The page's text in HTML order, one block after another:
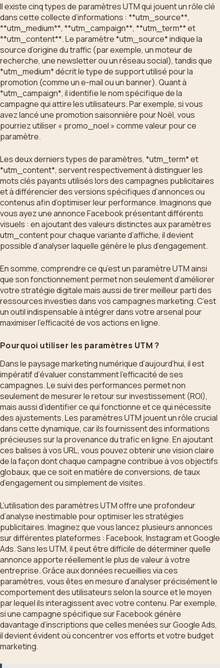
Il existe cinq types de paramètres UTM qui jouent un rôle clé
dans cette collecte d’informations : **utm_source**,
**utm_medium**, **utm_campaign**, **utm_term** et
**utm_content**. Le paramètre *utm_source* indique la
source d’origine du traffic (par exemple, un moteur de
recherche, une newsletter ou un réseau social), tandis que
*utm_medium* décrit le type de support utilisé pour la
promotion (comme un e-mail ou un banner). Quant à
*utm_campaign*, il identifie le nom spécifique de la
campagne qui attire les utilisateurs. Par exemple, si vous
avez lancé une promotion saisonnière pour Noël, vous
pourriez utiliser « promo_noel » comme valeur pour ce
paramètre.
Les deux derniers types de paramètres, *utm_term* et
*utm_content*, servent respectivement à distinguer les
mots clés payants utilisés lors des campagnes publicitaires
et à différencier des versions spécifiques d’annonces ou
contenus afin d’optimiser leur performance. Imaginons que
vous ayez une annonce Facebook présentant différents
visuels : en ajoutant des valeurs distinctes aux paramètres
utm_content pour chaque variante d’affiche, il devient
possible d’analyser laquelle génère le plus d’engagement.
En somme, comprendre ce qu’est un paramètre UTM ainsi
que son fonctionnement permet non seulement d’améliorer
votre stratégie digitale mais aussi de tirer meilleur parti des
ressources investies dans vos campagnes marketing. C’est
un outil indispensable à intégrer dans votre arsenal pour
maximiser l’efficacité de vos actions en ligne.
Pourquoi utiliser les paramètres UTM ?
Dans le paysage marketing numérique d’aujourd’hui, il est
impératif d’évaluer constamment l’efficacité de ses
campagnes. Le suivi des performances permet non
seulement de mesurer le retour sur investissement (ROI),
mais aussi d’identifier ce qui fonctionne et ce qui nécessite
des ajustements. Les paramètres UTM jouent un rôle crucial
dans cette dynamique, car ils fournissent des informations
précieuses sur la provenance du trafic en ligne. En ajoutant
ces balises à vos URL, vous pouvez obtenir une vision claire
de la façon dont chaque campagne contribue à vos objectifs
globaux, que ce soit en matière de conversions, de taux
d’engagement ou simplement de visites.
L’utilisation des paramètres UTM offre une profondeur
d’analyse inestimable pour optimiser les stratégies
publicitaires. Imaginez que vous lancez plusieurs annonces
sur différentes plateformes : Facebook, Instagram et Google
Ads. Sans les UTM, il peut être difficile de déterminer quelle
annonce apporte réellement le plus de valeur à votre
entreprise. Grâce aux données recueillies via ces
paramètres, vous êtes en mesure d’analyser précisément le
comportement des utilisateurs selon la source et le moyen
par lequel ils interagissent avec votre contenu. Par exemple,
si une campagne spécifique sur Facebook génère
davantage d’inscriptions que celles menées sur Google Ads,
il devient évident où concentrer vos efforts et votre budget
marketing.